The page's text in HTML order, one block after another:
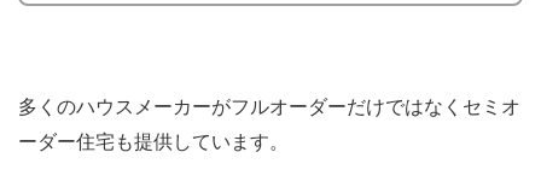
多くのハウスメーカーがフルオーダーだけではなくセミオ
ーダー住宅も提供しています。